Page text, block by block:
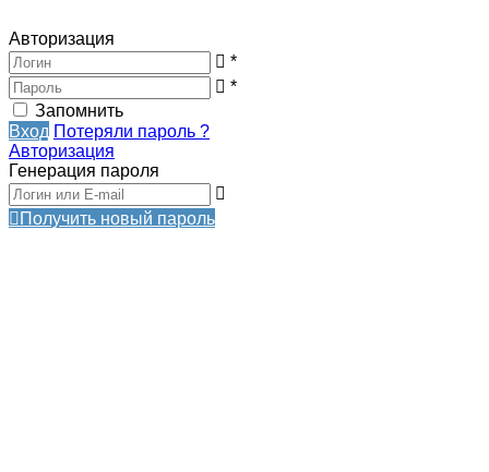
Авторизация
*
*
Запомнить
Вход Потеряли пароль ?
Авторизация
Генерация пароля
Получить новый пароль